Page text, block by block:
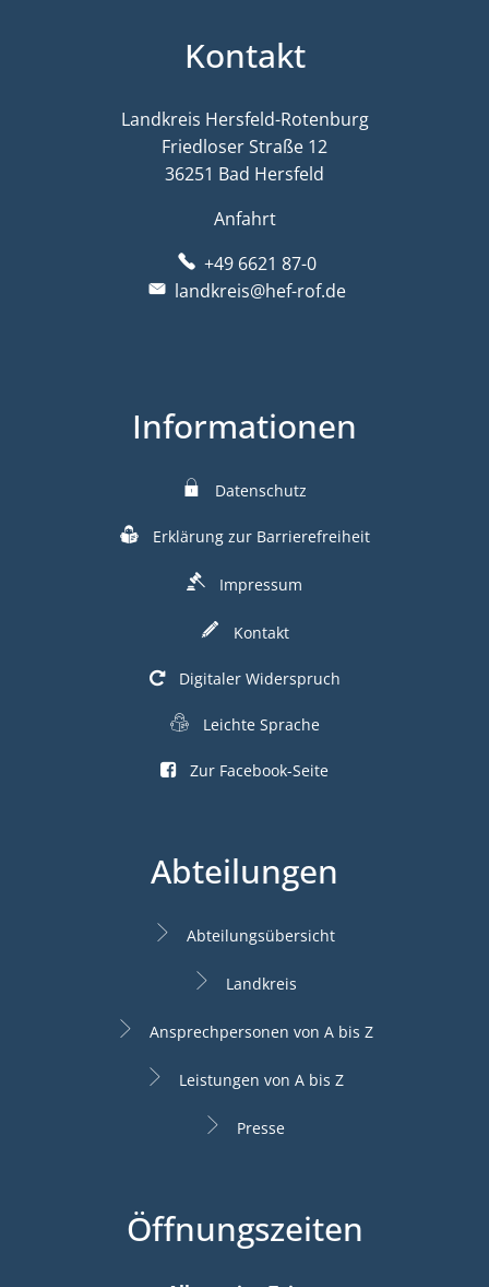
Kontakt
Landkreis Hersfeld-Rotenburg
Friedloser Straße 12
36251 Bad Hersfeld
Anfahrt
+49 6621 87-0
landkreis@hef-rof.de
Informationen
Datenschutz
Erklärung zur Barrierefreiheit
Impressum
Kontakt
Digitaler Widerspruch
Leichte Sprache
Zur Facebook-Seite
Abteilungen
Abteilungsübersicht
Landkreis
Ansprechpersonen von A bis Z
Leistungen von A bis Z
Presse
Öffnungszeiten